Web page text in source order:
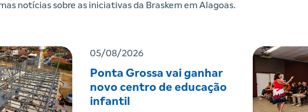
notícias sobre as iniciativas da Braskem em Alagoas.
05/08/2026
Ponta Grossa vai ganhar
novo centro de educação
infantil